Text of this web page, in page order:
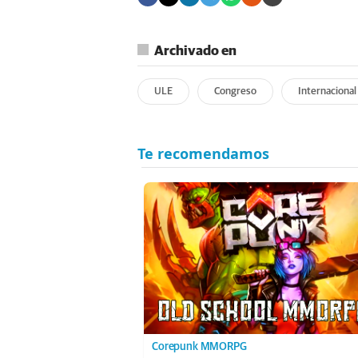
Archivado en
ULE Congreso Internacional
Corepunk MMORPG